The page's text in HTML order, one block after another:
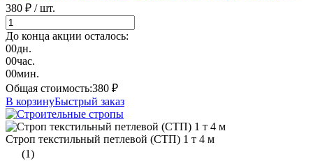
380 ₽ / шт.
До конца акции осталось:
00дн.
00час.
00мин.
Общая стоимость:380 ₽
В корзинуБыстрый заказ
Строп текстильный петлевой (СТП) 1 т 4 м
(1)